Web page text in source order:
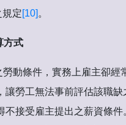
定[10] 。
方式
動條件，實務上雇主卻經
讓勞工無法事前評估該職
不接受雇主提出之薪資條件